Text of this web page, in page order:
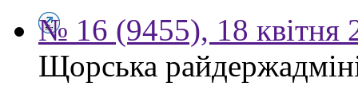
№ 16 (9455), 18 квітня
Щорська